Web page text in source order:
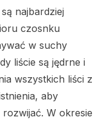
najbardziej
czosnku
w suchy
liście są jędrne i
wszystkich liści z
aby
rozwijać. W okresie